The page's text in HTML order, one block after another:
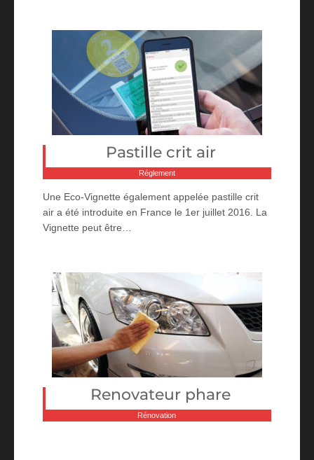
Pastille crit air
Réglement
Une Eco-Vignette également appelée pastille crit
air a été introduite en France le 1er juillet 2016. La
Vignette peut être…
Renovateur phare
Rénovation